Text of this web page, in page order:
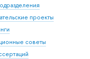
проекты
советы